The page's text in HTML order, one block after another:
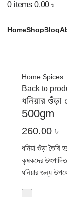
0 items 0.00 ৳
HomeShopBlog
Home Spices
Back to
ধনিয়ার
500gm
260.00 ৳
ধনিয়া গুঁড়া তৈরি
কৃষকদের
ধনিয়ার জন্য